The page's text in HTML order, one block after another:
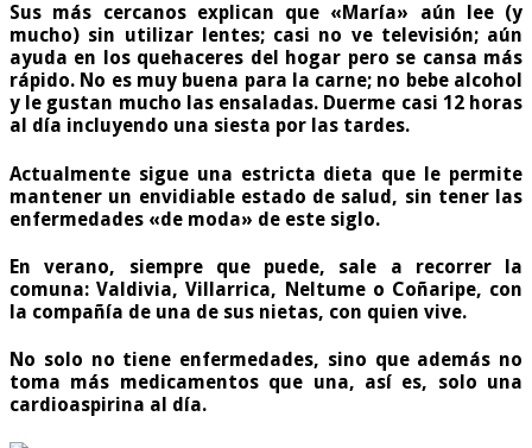
Sus más cercanos explican que «María» aún lee (y
mucho) sin utilizar lentes; casi no ve televisión; aún
ayuda en los quehaceres del hogar pero se cansa más
rápido. No es muy buena para la carne; no bebe alcohol
y le gustan mucho las ensaladas. Duerme casi 12 horas
al día incluyendo una siesta por las tardes.
Actualmente sigue una estricta dieta que le permite
mantener un envidiable estado de salud, sin tener las
enfermedades «de moda» de este siglo.
En verano, siempre que puede, sale a recorrer la
comuna: Valdivia, Villarrica, Neltume o Coñaripe, con
la compañía de una de sus nietas, con quien vive.
No solo no tiene enfermedades, sino que además no
toma más medicamentos que una, así es, solo una
cardioaspirina al día.